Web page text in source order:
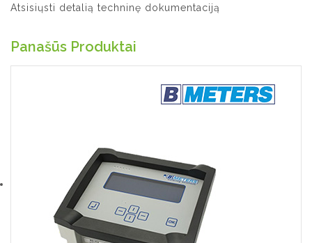
Atsisiųsti detalią techninę dokumentaciją
Panašūs Produktai